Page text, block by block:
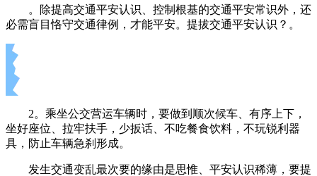
。除提高交通平安认识、控制根基的交通平安常识外，还
必需盲目恪守交通律例，才能平安。提拔交通平安认识？。
2。乘坐公交营运车辆时，要做到顺次候车、有序上下，
坐好座位、拉牢扶手，少扳话、不吃餐食饮料，不玩锐利器
具，防止车辆急刹形成。
发生交通变乱最次要的缘由是思惟、平安认识稀薄，要提